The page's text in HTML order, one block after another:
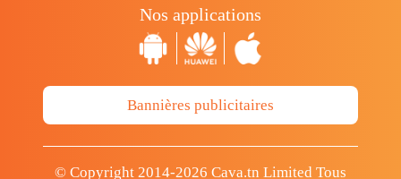
Nos applications
Bannières publicitaires
© Copyright 2014-2026 Cava.tn Limited Tous